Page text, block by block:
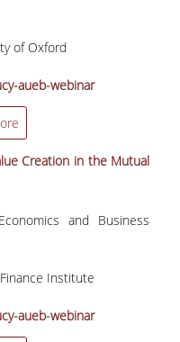
/ ΕΡΕΥΝΗΤΙΚΟΙ
of Oxford
aueb-webinar
Creation in the Mutual
and Business
Institute
aueb-webinar